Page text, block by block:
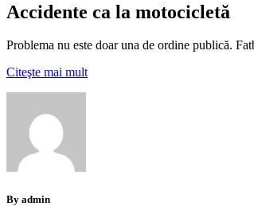
Accidente ca la motocicletă
Problema nu este doar una de ordine publică.
Citeşte mai mult
By admin